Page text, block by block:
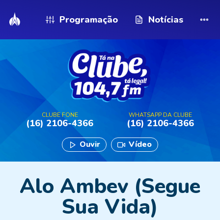
Programação Notícias
CLUBE FONE
(16) 2106-4366
WHATSAPP DA CLUBE
(16) 2106-4366
Ouvir Vídeo
Alo Ambev (Segue
Sua Vida)